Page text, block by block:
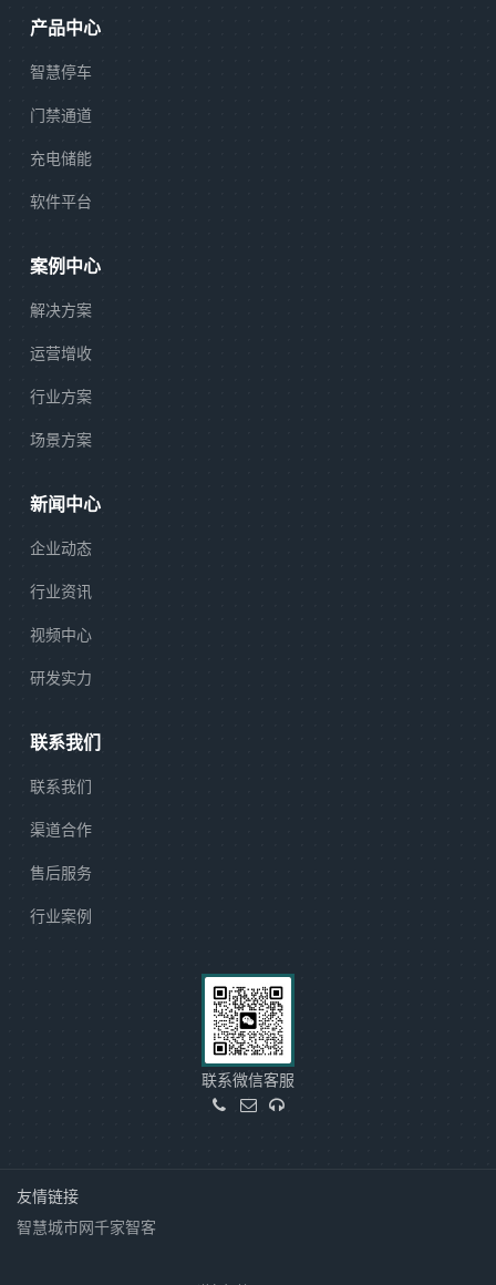
产品中心
智慧停车
门禁通道
充电储能
软件平台
案例中心
解决方案
运营增收
行业方案
场景方案
新闻中心
企业动态
行业资讯
视频中心
研发实力
联系我们
联系我们
渠道合作
售后服务
行业案例
联系微信客服
友情链接
智慧城市网千家智客